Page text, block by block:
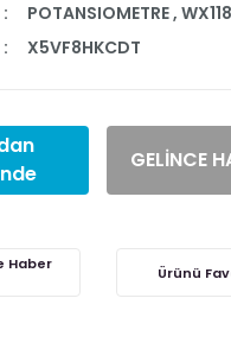
POTANSIOMETRE,
X5VF8HKCDT
GELİNCE
Haber